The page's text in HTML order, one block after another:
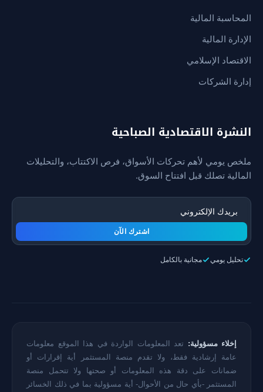
المحاسبة المالية
الإدارة المالية
الاقتصاد الإسلامي
إدارة الشركات
النشرة الاقتصادية الصباحية
ملخص يومي لأهم تحركات الأسواق، فرص الاكتتاب، والتحليلات
المالية تصلك قبل افتتاح السوق.
اشترك الآن
تحليل يومي مجانية بالكامل
إخلاء مسؤولية: تعد المعلومات الواردة في هذا الموقع معلومات
عامة إرشادية فقط، ولا تقدم منصة المستثمر أية إقرارات أو
ضمانات على دقة هذه المعلومات أو صحتها ولا تتحمل منصة
المستثمر -بأي حال من الأحوال- أية مسؤولية بما في ذلك الخسائر